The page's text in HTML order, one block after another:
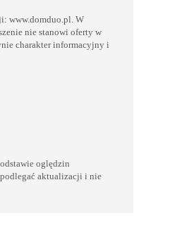
www.domduo.pl. W
nie stanowi oferty w
charakter informacyjny i
oględzin
aktualizacji i nie